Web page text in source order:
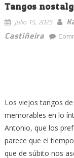
Tangos
julio 15, 2025
Castiñeira
Los viejos tangos
memorables en lo
Antonio, que los
parece que el
que de súbito nos